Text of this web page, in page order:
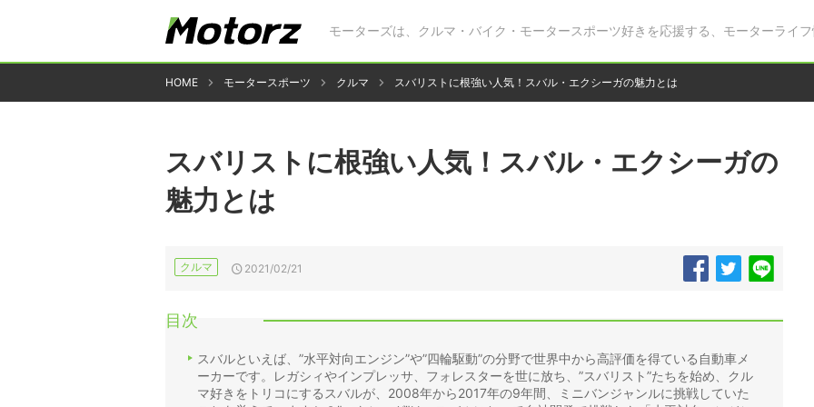
モーターズは、クルマ・バイク・モータースポーツ好きを応援する、モーターライフ
HOME モータースポーツ クルマ スバリストに根強い人気！スバル・エクシーガの魅力とは
スバリストに根強い人気！スバル・エクシーガの
魅力とは
クルマ 2021/02/21
目次
スバルといえば、”水平対向エンジン”や”四輪駆動”の分野で世界中から高評価を得ている自動車メ
ーカーです。レガシィやインプレッサ、フォレスターを世に放ち、”スバリスト”たちを始め、クル
マ好きをトリコにするスバルが、2008年から2017年の9年間、ミニバンジャンルに挑戦していた